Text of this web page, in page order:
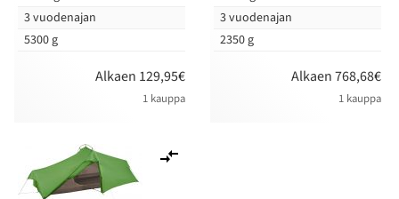
3 vuodenajan
5300 g
Alkaen 129,95€
1 kauppa
3 vuodenajan
2350 g
Alkaen 768,68€
1 kauppa